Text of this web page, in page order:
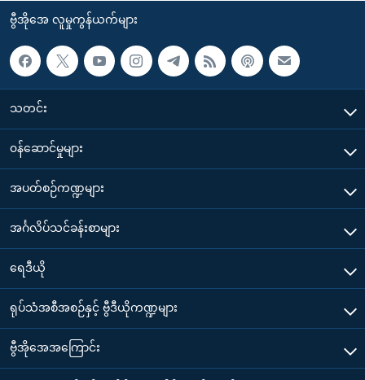
ဗွီအိုအေ လူမှုကွန်ယက်များ
သတင်း
၀န်ဆောင်မှုများ
အပတ်စဉ်ကဏ္ဍများ
အင်္ဂလိပ်သင်ခန်းစာများ
ရေဒီယို
ရုပ်သံအစီအစဉ်နှင့် ဗွီဒီယိုကဏ္ဍများ
ဗွီအိုအေအကြောင်း